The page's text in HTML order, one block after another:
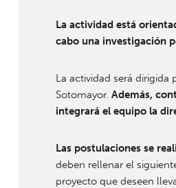
La actividad está
cabo una investigación
La actividad será dirigida
Sotomayor. Además,
integrará el equipo la
Las postulaciones se
deben rellenar el
proyecto que deseen